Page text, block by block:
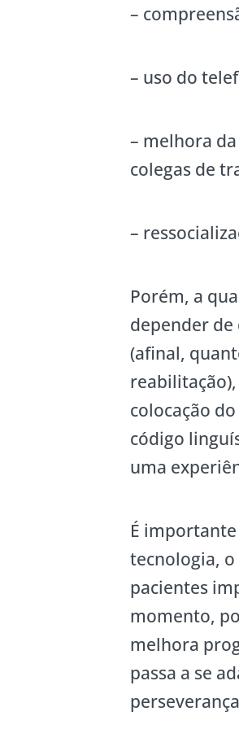
–
– uso do
– melhora
colegas de
–
Porém, a
depender
(afinal,
colocação
código
uma
É
tecnologia,
pacientes
momento,
melhora
passa a se